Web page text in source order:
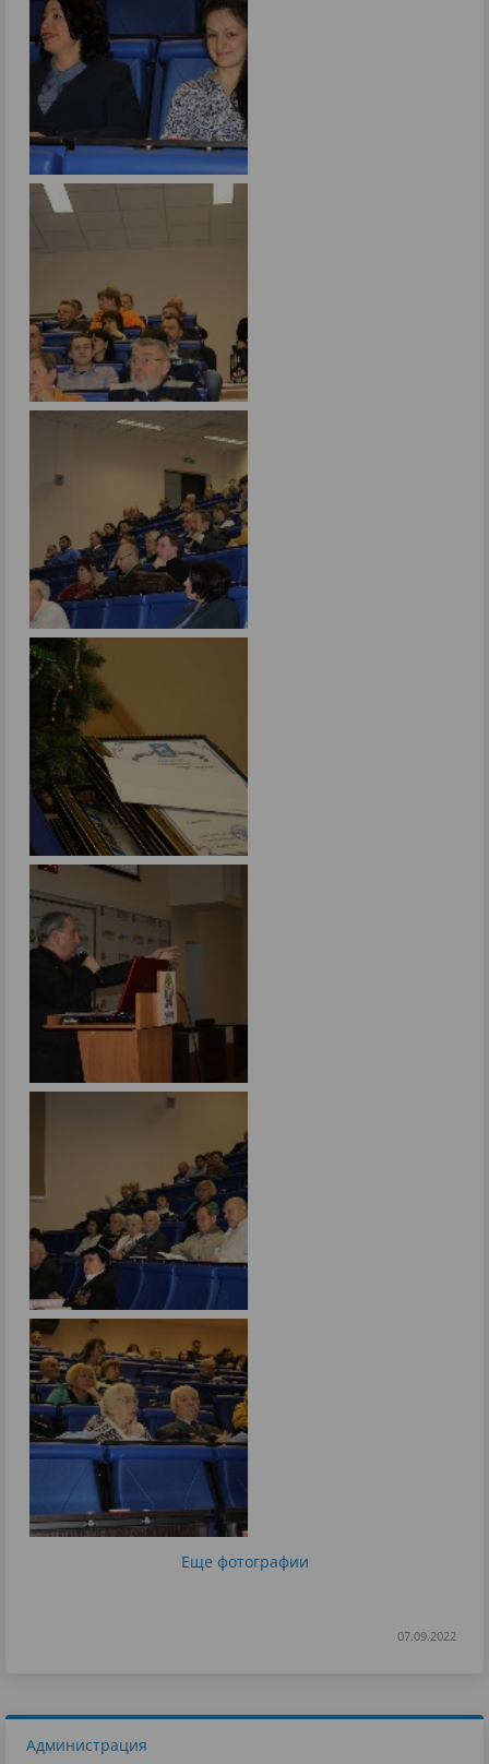
Еще фотографии
07.09.2022
Администрация